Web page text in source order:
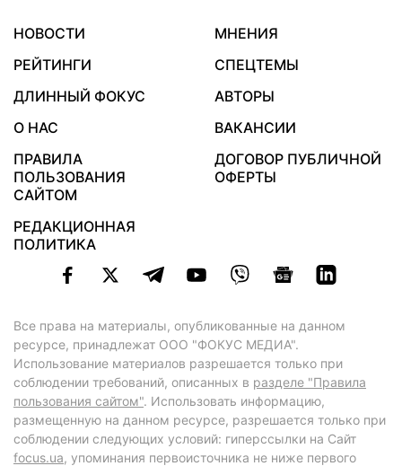
НОВОСТИ
МНЕНИЯ
РЕЙТИНГИ
СПЕЦТЕМЫ
ДЛИННЫЙ ФОКУС
АВТОРЫ
О НАС
ВАКАНСИИ
ПРАВИЛА
ПОЛЬЗОВАНИЯ
САЙТОМ
ДОГОВОР ПУБЛИЧНОЙ
ОФЕРТЫ
РЕДАКЦИОННАЯ
ПОЛИТИКА
Все права на материалы, опубликованные на данном
ресурсе, принадлежат ООО "ФОКУС МЕДИА".
Использование материалов разрешается только при
соблюдении требований, описанных в разделе "Правила
пользования сайтом". Использовать информацию,
размещенную на данном ресурсе, разрешается только при
соблюдении следующих условий: гиперссылки на Сайт
focus.ua, упоминания первоисточника не ниже первого